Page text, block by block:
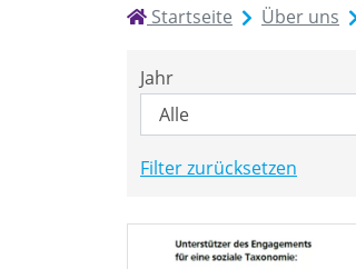
Startseite Über uns
Jahr
Filter zurücksetzen